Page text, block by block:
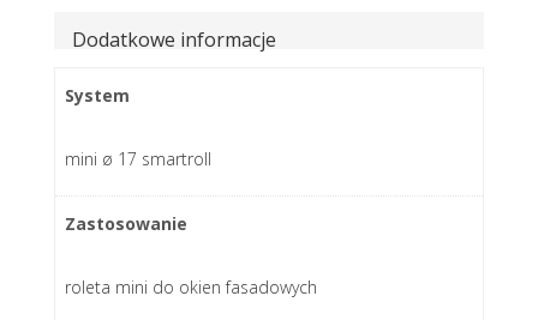
Dodatkowe informacje
System
mini ø 17 smartroll
Zastosowanie
roleta mini do okien fasadowych